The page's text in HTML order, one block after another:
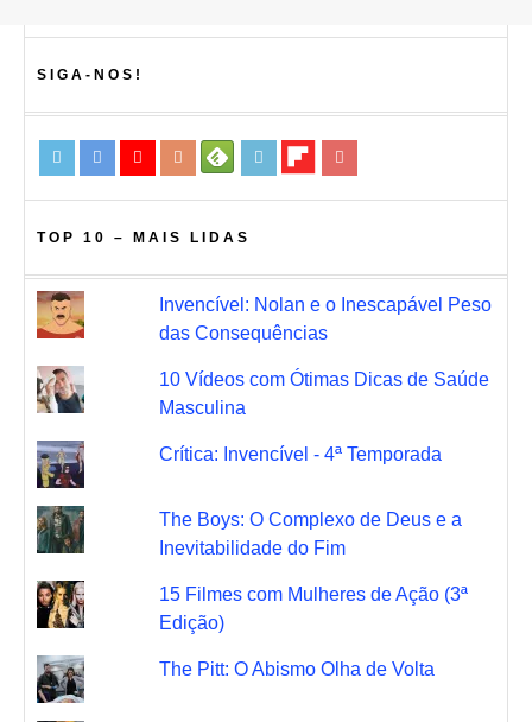
SIGA-NOS!
TOP 10 – MAIS LIDAS
Invencível: Nolan e o Inescapável Peso
das Consequências
10 Vídeos com Ótimas Dicas de Saúde
Masculina
Crítica: Invencível - 4ª Temporada
The Boys: O Complexo de Deus e a
Inevitabilidade do Fim
15 Filmes com Mulheres de Ação (3ª
Edição)
The Pitt: O Abismo Olha de Volta